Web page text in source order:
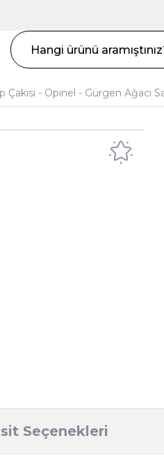
Çakısı - Opinel - Gürgen Ağacı
Seçenekleri